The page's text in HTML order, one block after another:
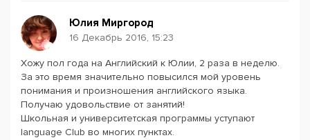
Юлия Миргород
16 Декабрь 2016, 15:23
Хожу пол года на Английский к Юлии, 2 раза в неделю.
За это время значительно повысился мой уровень
понимания и произношения английского языка.
Получаю удовольствие от занятий!
Школьная и университетская программы уступают
language Club во многих пунктах.